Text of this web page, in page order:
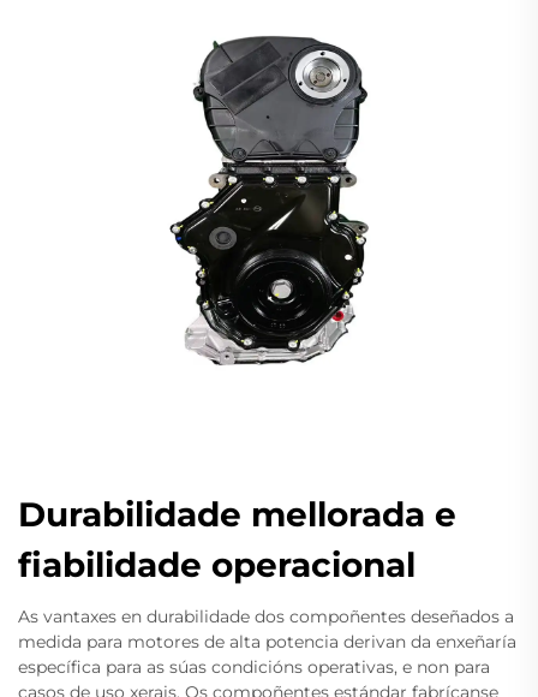
Durabilidade mellorada e
fiabilidade operacional
As vantaxes en durabilidade dos compoñentes deseñados a
medida para motores de alta potencia derivan da enxeñaría
específica para as súas condicións operativas, e non para
casos de uso xerais. Os compoñentes estándar fabrícanse